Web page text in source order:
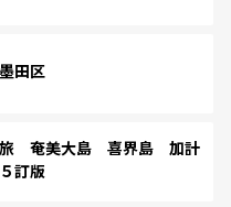
田区
奄美大島 喜界島 加計
訂版